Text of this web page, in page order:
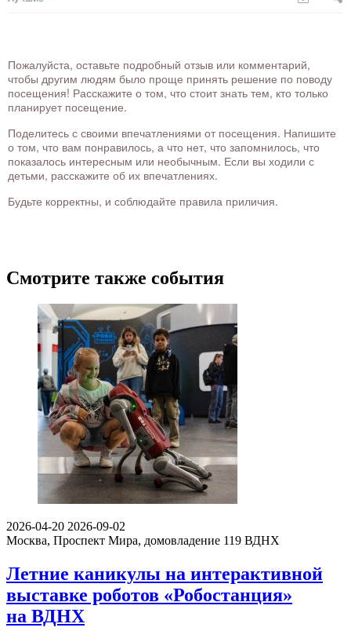
Пожалуйста, оставьте подробный отзыв или комментарий,
чтобы другим людям было проще принять решение по поводу
посещения! Расскажите о том, что стоит знать тем, кто только
планирует посещение.
Поделитесь с своими впечатлениями от посещения. Напишите
о том, что вам понравилось, а что нет, что запомнилось, что
показалось интересным или необычным. Если вы ходили с
детьми, расскажите об их впечатлениях.
Будьте корректны, и соблюдайте правила приличия.
Смотрите также события
2026-04-20 2026-09-02
Москва, Проспект Мира, домовладение 119 ВДНХ
Летние каникулы на интерактивной
выставке роботов «Робостанция»
на ВДНХ